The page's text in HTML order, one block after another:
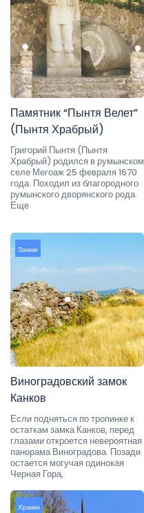
Памятник “Пынтя Велет”
(Пынтя Храбрый)
Григорий Пынтя (Пынтя
Храбрый) родился в румынском
селе Мегоаж 25 февраля 1670
года. Походил из благородного
румынского дворянского рода.
Еще
Замки
Виноградовский замок
Канков
Если подняться по тропинке к
остаткам замка Канков, перед
глазами откроется невероятная
панорама Виноградова. Позади
остается могучая одинокая
Черная Гора,
Храми